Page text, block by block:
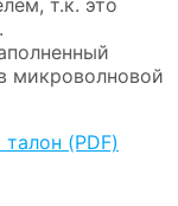
т.к. это
микроволновой
(PDF)